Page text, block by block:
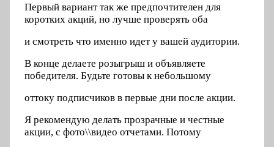
Первый вариант так же предпочтителен для
коротких акций, но лучше проверять оба
и смотреть что именно идет у вашей аудитории.
В конце делаете розыгрыш и объявляете
победителя. Будьте готовы к небольшому
оттоку подписчиков в первые дни после акции.
Я рекомендую делать прозрачные и честные
акции, с фото\\видео отчетами. Потому